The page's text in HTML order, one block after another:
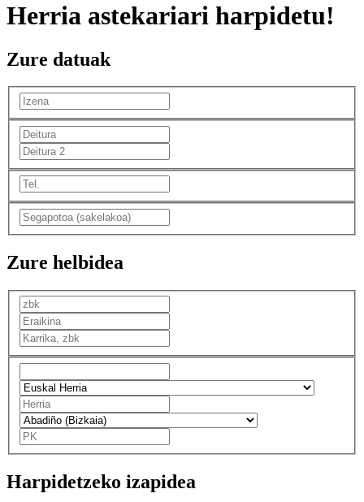
Herria astekariari harpidetu!
Zure datuak
Zure helbidea
Harpidetzeko izapidea